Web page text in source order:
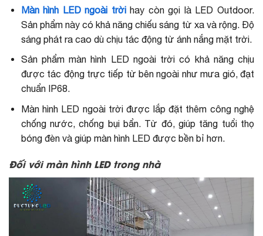
Màn hình LED ngoài trờihay còn gọi là LED Outdoor.
Sản phẩm này có khả năng chiếu sáng từ xa và rộng. Độ
sáng phát ra cao dù chịu tác động từ ánh nắng mặt trời.
Sản phẩm màn hình LED ngoài trời có khả năng chịu
được tác động trực tiếp từ bên ngoài như mưa gió, đạt
chuẩn IP68.
Màn hình LED ngoài trời được lắp đặt thêm công nghệ
chống nước, chống bụi bẩn. Từ đó, giúp tăng tuổi thọ
bóng đèn và giúp màn hình LED được bền bỉ hơn.
Đối với màn hình LED trong nhà